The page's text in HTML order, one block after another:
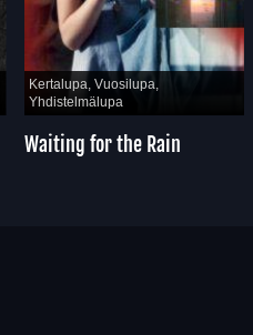
Kertalupa, Vuosilupa,
Yhdistelmälupa
Waiting for the Rain